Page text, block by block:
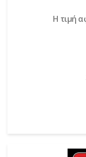
Η τιμή